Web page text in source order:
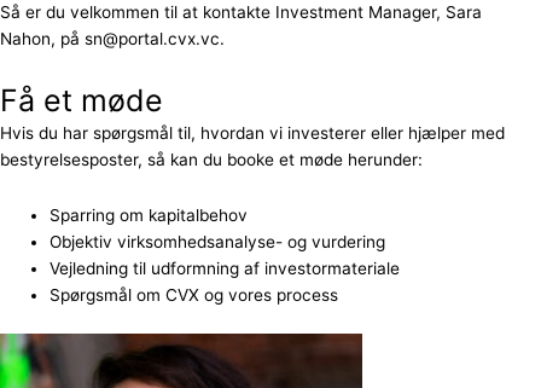
Så er du velkommen til at kontakte Investment Manager, Sara
Nahon, på sn@portal.cvx.vc.
Få et møde
Hvis du har spørgsmål til, hvordan vi investerer eller hjælper med
bestyrelsesposter, så kan du booke et møde herunder:
Sparring om kapitalbehov
Objektiv virksomhedsanalyse- og vurdering
Vejledning til udformning af investormateriale
Spørgsmål om CVX og vores process